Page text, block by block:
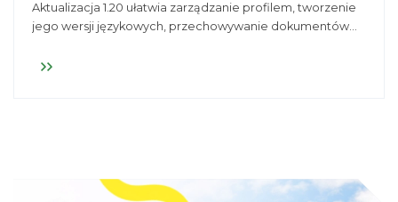
Aktualizacja 1.20 ułatwia zarządzanie profilem, tworzenie
jego wersji językowych, przechowywanie dokumentów